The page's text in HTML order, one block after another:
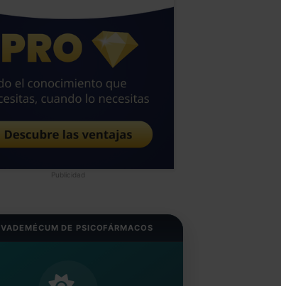
Publicidad
VADEMÉCUM DE PSICOFÁRMACOS